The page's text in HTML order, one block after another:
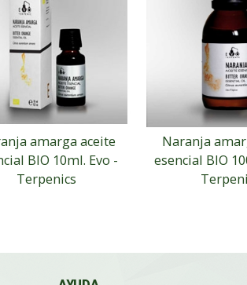
amarga aceite
BIO 10ml. Evo -
Terpenics
Naranja
esencial BIO